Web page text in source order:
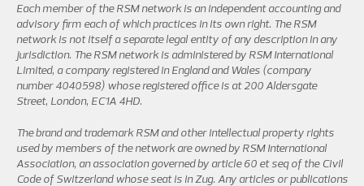
Each member of the RSM network is an independent accounting and
advisory firm each of which practices in its own right. The RSM
network is not itself a separate legal entity of any description in any
jurisdiction. The RSM network is administered by RSM International
Limited, a company registered in England and Wales (company
number 4040598) whose registered office is at 200 Aldersgate
Street, London, EC1A 4HD.
The brand and trademark RSM and other intellectual property rights
used by members of the network are owned by RSM International
Association, an association governed by article 60 et seq of the Civil
Code of Switzerland whose seat is in Zug. Any articles or publications